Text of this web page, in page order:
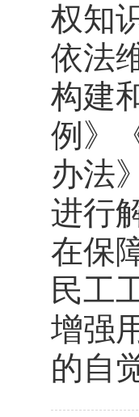
权知
依法
构建
例》
办法
进行
在保
民工
增强
的自